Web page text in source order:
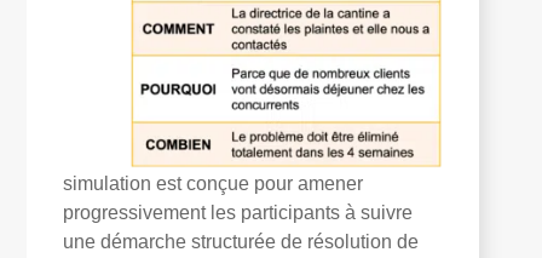
simulation est conçue pour amener
progressivement les participants à suivre
une démarche structurée de résolution de